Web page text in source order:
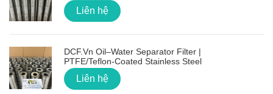
Liên hệ
DCF.vn Oil–Water Separator Filter |
PTFE/Teflon‑Coated Stainless Steel
Liên hệ